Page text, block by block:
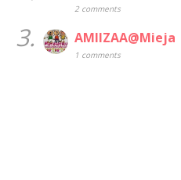
2 comments
3. AMIIZAA@Mieja
1 comments